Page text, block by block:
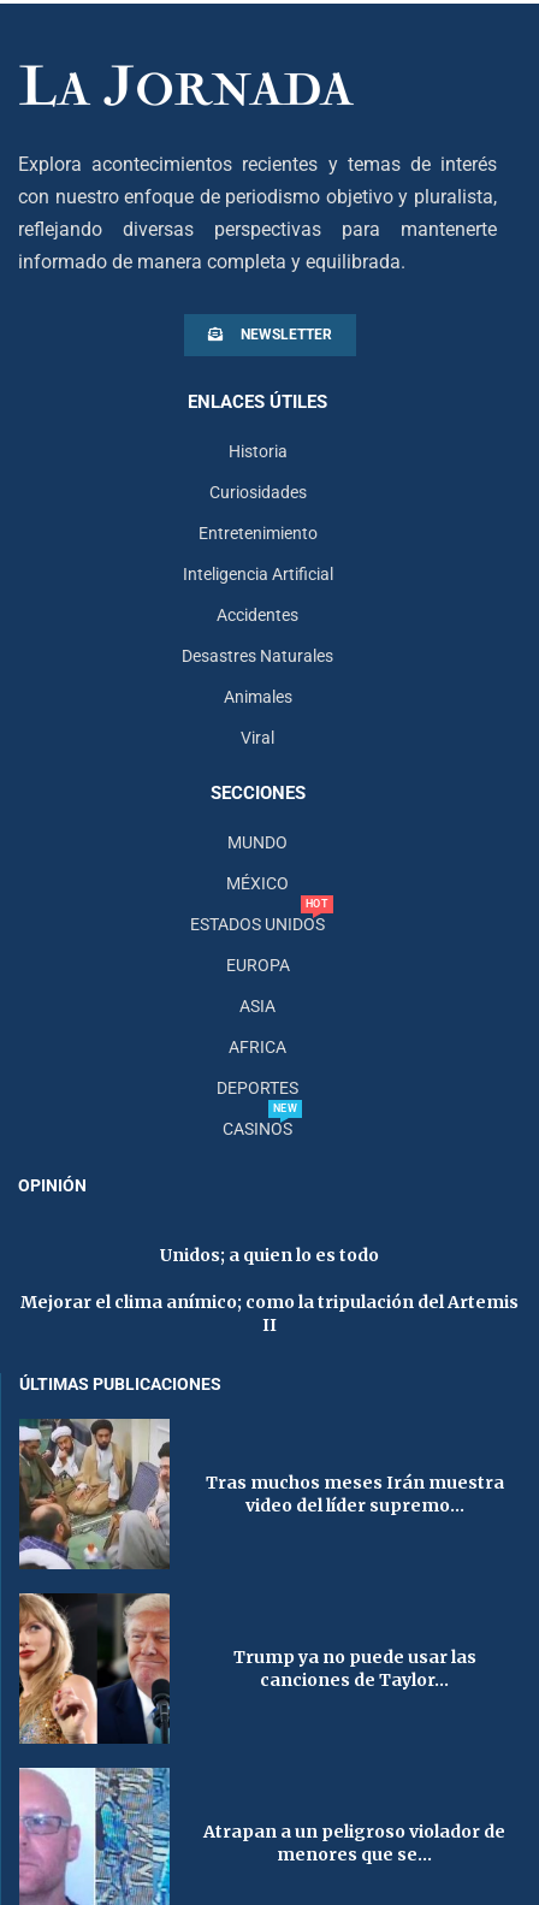
Explora acontecimientos recientes y temas de interés
con nuestro enfoque de periodismo objetivo y pluralista,
reflejando diversas perspectivas para mantenerte
informado de manera completa y equilibrada.
NEWSLETTER
ENLACES ÚTILES
Historia
Curiosidades
Entretenimiento
Inteligencia Artificial
Accidentes
Desastres Naturales
Animales
Viral
SECCIONES
MUNDO
MÉXICO
ESTADOS UNIDOS
HOT
EUROPA
ASIA
AFRICA
DEPORTES
CASINOS
NEW
OPINIÓN
Unidos; a quien lo es todo
Mejorar el clima anímico; como la tripulación del Artemis
II
ÚLTIMAS PUBLICACIONES
Tras muchos meses Irán muestra
video del líder supremo...
Trump ya no puede usar las
canciones de Taylor...
Atrapan a un peligroso violador de
menores que se...